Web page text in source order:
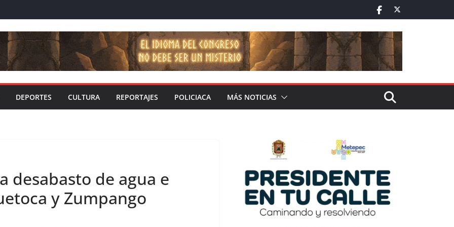
DEPORTES CULTURA REPORTAJES POLICIACA MÁS NOTICIAS
desabasto de agua e
y Zumpango